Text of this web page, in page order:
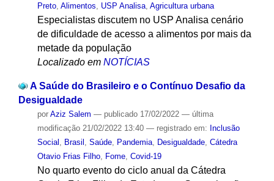
Preto, Alimentos USP Analisa, Agricultura urbana
Especialistas discutem no USP Analisa cenário
de dificuldade de acesso a alimentos por mais da
metade da população
Localizado em NOTÍCIAS
A Saúde do Brasileiro e o Contínuo Desafio da
Desigualdade
por Aziz Salem — publicado17/02/2022 — última
modificação21/02/2022 13:40 — registrado em: Inclusão
Social
Brasil Saúde, Pandemia, Desigualdade, Cátedra
Otavio Frias Filho, Fome, Covid-19
No quarto evento do ciclo anual da Cátedra